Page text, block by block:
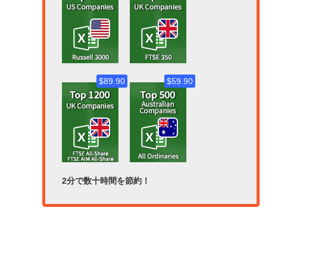
$89.90 $59.90
2分で数十時間を節約！